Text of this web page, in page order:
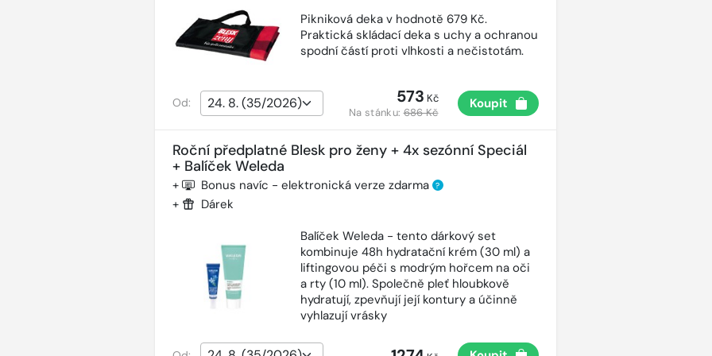
Pikniková deka v hodnotě 679 Kč.
Praktická skládací deka s uchy a ochranou
spodní částí proti vlhkosti a nečistotám.
Od: 573 Kč
Na stánku:686 Kč
Koupit
Roční předplatné Blesk pro ženy + 4x sezónní Speciál
+ Balíček Weleda
+ Bonus navíc - elektronická verze zdarma ?
+
Dárek
Balíček Weleda - tento dárkový set
kombinuje 48h hydratační krém (30 ml) a
liftingovou péči s modrým hořcem na oči
a rty (10 ml). Společně pleť hloubkově
hydratují, zpevňují její kontury a účinně
vyhlazují vrásky